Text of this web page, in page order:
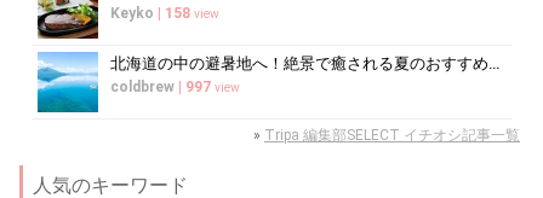
Keyko | 158 view
北海道の中の避暑地へ！絶景で癒される夏のおすすめスポット10選
coldbrew | 997 view
» Tripa 編集部SELECT イチオシ記事一覧
人気のキーワード